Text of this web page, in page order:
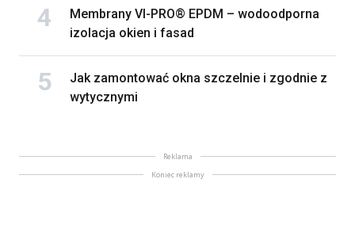
Membrany VI-PRO® EPDM – wodoodporna
izolacja okien i fasad
Jak zamontować okna szczelnie i zgodnie z
wytycznymi
Reklama
Koniec reklamy